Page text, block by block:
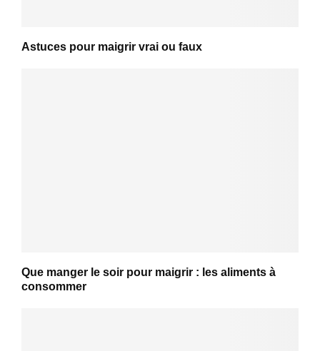
Astuces pour maigrir vrai ou faux
Que manger le soir pour maigrir : les aliments à
consommer